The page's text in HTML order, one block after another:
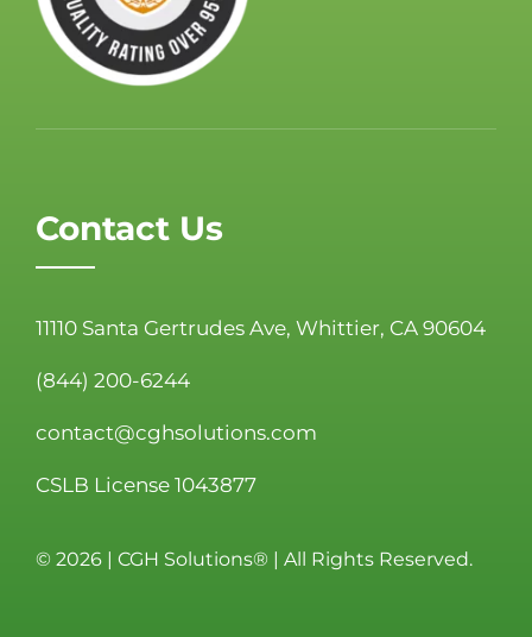
Contact Us
11110 Santa Gertrudes Ave, Whittier, CA 90604
(844) 200-6244
contact@cghsolutions.com
CSLB License 1043877
© 2026 | CGH Solutions® | All Rights Reserved.